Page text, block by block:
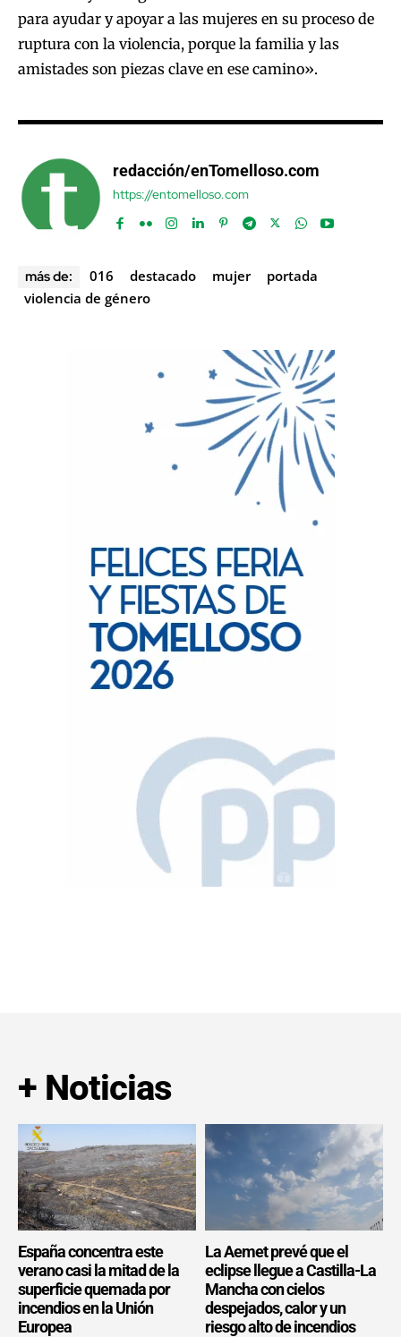
para ayudar y apoyar a las mujeres en su proceso de
ruptura con la violencia, porque la familia y las
amistades son piezas clave en ese camino».
redacción/enTomelloso.com
https://entomelloso.com
más de: 016 destacado mujer
portada
violencia de género
+ Noticias
España concentra este
verano casi la mitad de la
superficie quemada por
incendios en la Unión
Europea
La Aemet prevé que el
eclipse llegue a Castilla-La
Mancha con cielos
despejados, calor y un
riesgo alto de incendios